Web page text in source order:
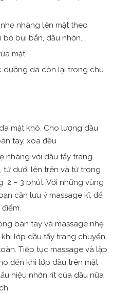
nhàng lên mặt theo
bụi bẩn, dầu nhờn.
mặt
dưỡng da còn lại trong chu
mặt khô. Cho lượng dầu
tay, xoa đều
nhàng với dầu tẩy trang
dưới lên trên và từ trong
2 – 3 phút. Với những vùng
cần lưu ý massage kĩ, để
bàn tay và massage nhẹ
lớp dầu tẩy trang chuyển
Tiếp tục massage và lặp
đến khi lớp dầu trên mặt
hiệu nhờn rít của dầu nữa